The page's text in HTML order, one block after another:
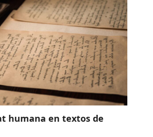
humana en textos de